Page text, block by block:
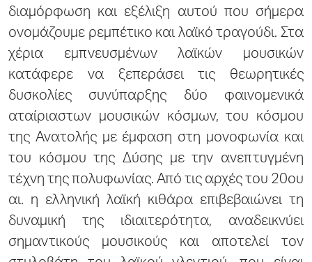
διαμόρφωση και εξέλιξη αυτού που σήμερα
ονομάζουμε ρεμπέτικο και λαϊκό τραγούδι. Στα
χέρια εμπνευσμένων λαϊκών μουσικών
κατάφερε να ξεπεράσει τις θεωρητικές
δυσκολίες συνύπαρξης δύο φαινομενικά
αταίριαστων μουσικών κόσμων, του κόσμου
της Ανατολής με έμφαση στη μονοφωνία και
του κόσμου της Δύσης με την ανεπτυγμένη
τέχνη της πολυφωνίας. Από τις αρχές του 20ου
αι. η ελληνική λαϊκή κιθάρα επιβεβαιώνει τη
δυναμική της ιδιαιτερότητα, αναδεικνύει
σημαντικούς μουσικούς και αποτελεί τον